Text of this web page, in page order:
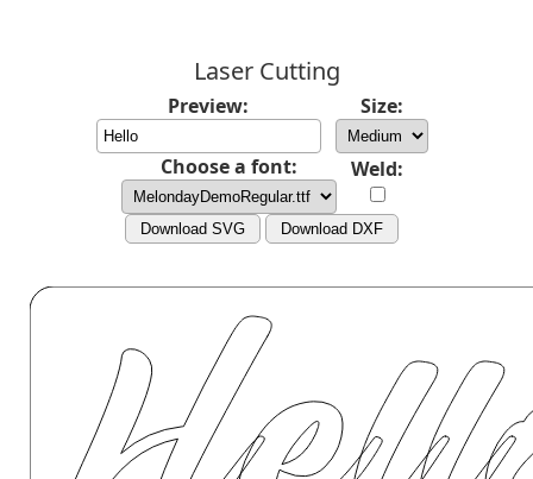
Laser Cutting
Preview: Size:
Choose a font: Weld:
Download SVG Download DXF